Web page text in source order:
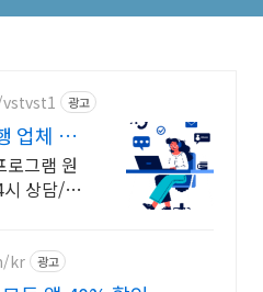
광고
업체 프
문
로그램 원
상담/
kr 광고